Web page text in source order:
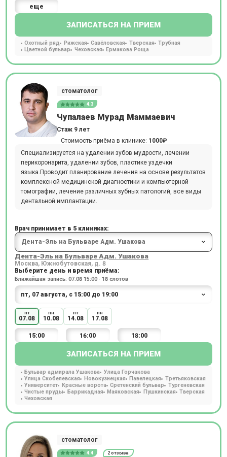
еще
ЗАПИСАТЬСЯ НА ПРИЕМ
Охотный ряд Рижская Савёловская Тверская
Трубная
Цветной бульвар
Чеховская Ермакова Роща
стоматолог
4.3
Чупалаев Мурад Маммаевич
Стаж 9 лет
Стоимость приёма в клинике: 1000₽
Специализируется на удалении зубов мудрости, лечении
перикоронарита, удалении зубов, пластике уздечки
языка.Проводит планирование лечения на основе результатов
комплексной медицинской диагностики и компьютерной
томографии, лечение различных зубных патологий, все виды
дентальной имплантации.
Врач принимает в 5 клиниках:
Дента-Эль на Бульваре Адм. Ушакова
Москва, Южнобутовская, д. 8
Выберите день и время приёма:
Ближайшая запись: 07.08 15:00 · 18 слотов
пт
07.08
пн
10.08
пт
14.08
пн
17.08
15:00 16:00 18:00
ЗАПИСАТЬСЯ НА ПРИЕМ
Бульвар адмирала Ушакова
Улица Горчакова
Улица Скобелевская
Новокузнецкая Павелецкая
Третьяковская
Университет
Красные ворота Сретенский бульвар
Тургеневская
Чистые пруды
Баррикадная Маяковская Пушкинская
Тверская
Чеховская
стоматолог
4.4 2 отзыва